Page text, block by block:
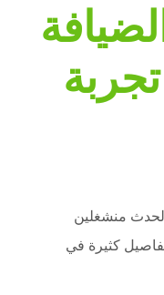
منشغلين
كثيرة في